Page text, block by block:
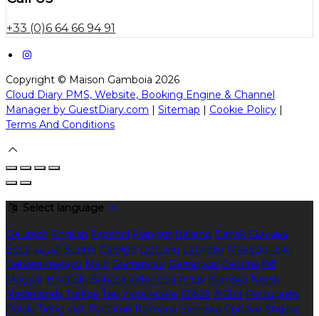
+33 (0)6 64 66 94 91
Copyright © Maison Gamboia 2026
Cloud Diary PMS, Website, Booking Engine & Channel
Manager by GuestDiary.com | Sitemap | Cookie Policy |
Terms And Conditions
Select language
Deutsch English Español Français Italiano Dansk Ελληνικά
Eesti العربية Suomi Gaeilge Lietuvių Latviešu Македонски
Bahasa melayu Malti Български Беларускі Čeština हिंदी
Magyar Hrvatski Bahasa indonesia עברית Íslenska Norsk
Nederlands Türkçe ไทย Українська 日本語 한국어 Português
Polski Tiếng việt Русский Română Svenska Српски Shqipe